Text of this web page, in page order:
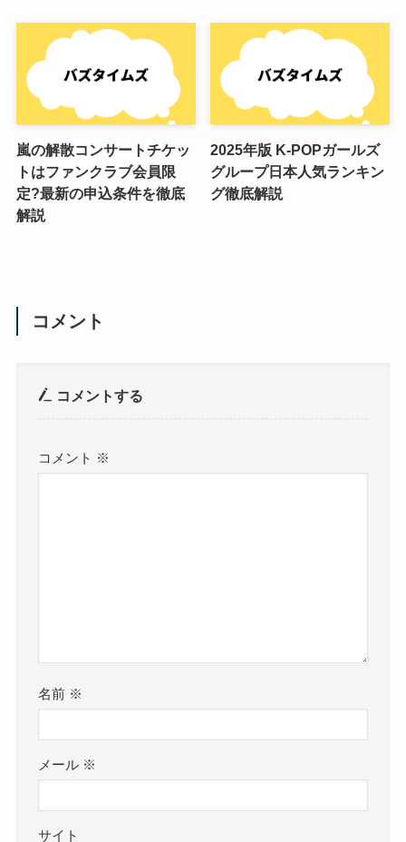
嵐の解散コンサートチケッ
トはファンクラブ会員限
定?最新の申込条件を徹底
解説
2025年版 K-POPガールズ
グループ日本人気ランキン
グ徹底解説
コメント
コメントする
コメント ※
名前 ※
メール ※
サイト